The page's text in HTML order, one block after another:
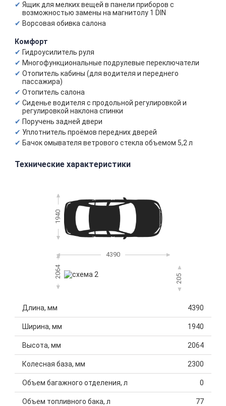
Ящик для мелких вещей в панели приборов с
возможностью замены на магнитолу 1 DIN
Ворсовая обивка салона
Комфорт
Гидроусилитель руля
Многофункциональные подрулевые переключатели
Отопитель кабины (для водителя и переднего
пассажира)
Отопитель салона
Сиденье водителя с продольной регулировкой и
регулировкой наклона спинки
Поручень задней двери
Уплотнитель проёмов передних дверей
Бачок омывателя ветрового стекла объемом 5,2 л
Технические характеристики
1940
4390
2064 205
Длина, мм 4390
Ширина, мм 1940
Высота, мм 2064
Колесная база, мм 2300
Объем багажного отделения, л 0
Объем топливного бака, л 77